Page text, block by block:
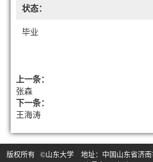
状态：
毕业
上一条：
张森
下一条：
王海涛
版权所有 ©山东大学 地址：中国山东省济